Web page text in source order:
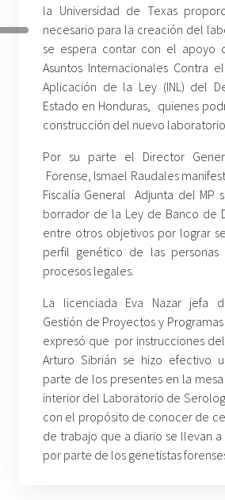
la Universidad de Texas
necesario para la creación del
se espera contar con el apoyo
Asuntos Internacionales Contra
Aplicación de la Ley (INL) del
Estado en Honduras, quienes
construcción del nuevo laboratorio.
Por su parte el Director
Forense, Ismael Raudales
Fiscalía General Adjunta del MP
borrador de la Ley de Banco de
entre otros objetivos por lograr
perfil genético de las personas
procesos legales.
La licenciada Eva Nazar jefa
Gestión de Proyectos y Programas
expresó que por instrucciones
Arturo Sibrián se hizo efectivo
parte de los presentes en la
interior del Laboratorio de
con el propósito de conocer de
de trabajo que a diario se llevan
por parte de los genetistas